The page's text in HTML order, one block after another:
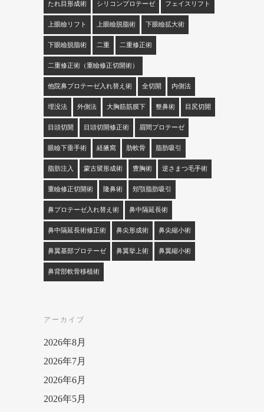
たれ目形成術 シリコンプロテーゼ フェイスリフト
上眼瞼リフト 上眼瞼脱脂術 下眼瞼拡大術
下眼瞼脱脂術 二重 二重修正術
二重修正術（重瞼修正切開術）
他院鼻プロテーゼ入れ替え術 全切開 内側法
埋没法 外側法 大胸筋筋膜下 整鼻術 目尻切開
目頭切開 目頭切開修正術 眉間プロテーゼ
眼瞼下垂手術 経腋窩 肋軟骨 脂肪吸引
脂肪注入 蒙古襞形成術 豊胸術 逆さまつ毛手術
重瞼修正切開術 隆鼻術 頬顎脂肪吸引
鼻プロテーゼ入れ替え術 鼻中隔延長術
鼻中隔延長術修正術 鼻尖形成術 鼻尖縮小術
鼻翼基部プロテーゼ 鼻翼挙上術 鼻翼縮小術
鼻背部軟骨移植術
アーカイブ
2026年8月
2026年7月
2026年6月
2026年5月